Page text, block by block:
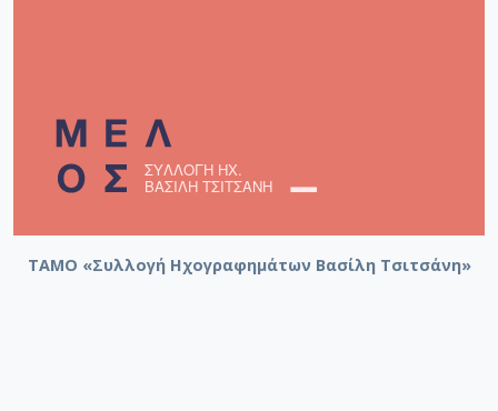
ΤΑΜΟ «Συλλογή Ηχογραφημάτων Βασίλη Τσιτσάνη»